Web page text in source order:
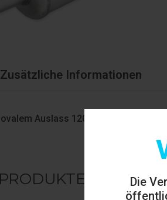
Die
Zusätzliche Informationen
Auslass 120×80 mm